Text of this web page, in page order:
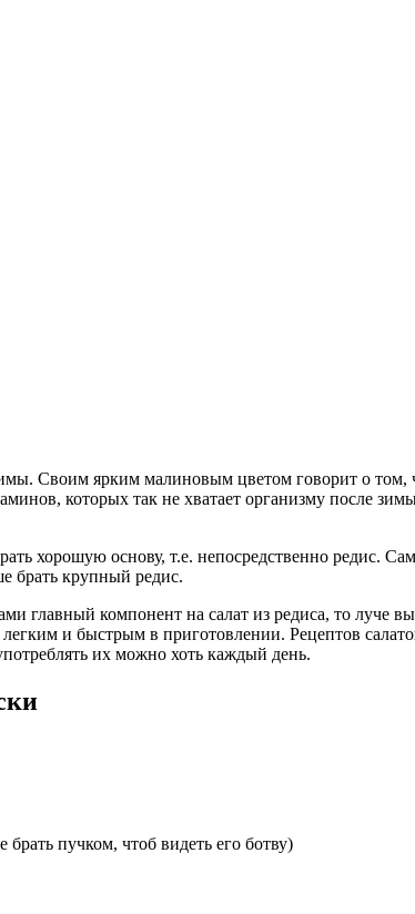
Своим ярким малиновым цветом говорит о том,
которых так не хватает организму после
хорошую основу, т.е. непосредственно редис.
брать крупный редис.
главный компонент на салат из редиса, то луче
легким и быстрым в приготовлении. Рецептов
их можно хоть каждый день.
пучком, чтоб видеть его ботву)